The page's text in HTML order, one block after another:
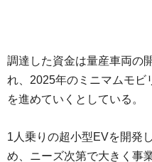
調達した資金は量産車両の
れ、2025年のミニマムモビ
を進めていくとしている。
1人乗りの超小型EVを開発
め、ニーズ次第で大きく事